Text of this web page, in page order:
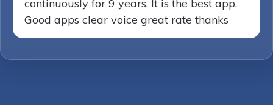
continuously for 9 years. It is the best app.
Good apps clear voice great rate thanks